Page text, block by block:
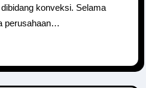
konveksi. Selama
perusahaan…